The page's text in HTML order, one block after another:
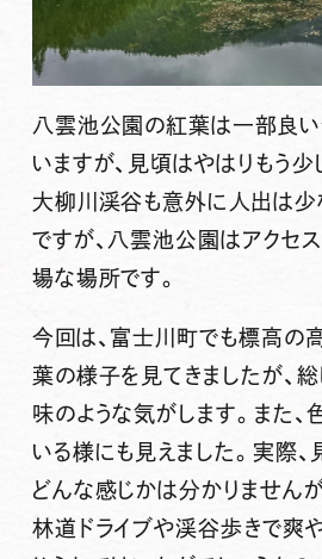
八雲池公園の紅葉は一部良い
いますが、見頃はやはりもう少
大柳川渓谷も意外に人出は
ですが、八雲池公園はアクセ
場な場所です。
今回は、富士川町でも標高の
葉の様子を見てきましたが、
味のような気がします。また
いる様にも見えました。実際
どんな感じかは分かりません
林道ドライブや渓谷歩きで爽